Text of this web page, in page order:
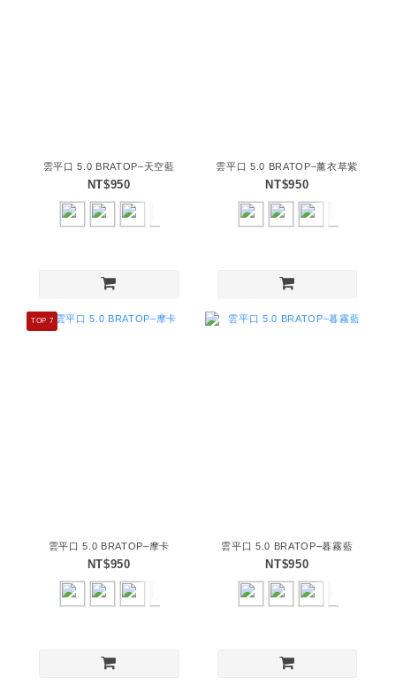
雲平口 5.0 BRATOP–天空藍
NT$950
雲平口 5.0 BRATOP–薰衣草紫
NT$950
TOP 7
雲平口 5.0 BRATOP–摩卡
NT$950
雲平口 5.0 BRATOP–暮霧藍
NT$950